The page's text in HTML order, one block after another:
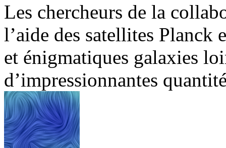
Les chercheurs de la
l’aide des satellites Planck
et énigmatiques galaxies
d’impressionnantes